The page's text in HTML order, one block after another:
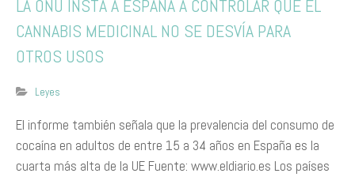
​L​A ONU INSTA A ESPAÑA A CONTROLAR QUE EL
CANNABIS MEDICINAL NO SE DESVÍA PARA
OTROS USOS
Leyes
​El informe también señala que la prevalencia del consumo de
cocaína en adultos de entre 15 a 34 años en España es la
cuarta más alta de la UE Fuente: www.eldiario.es Los países